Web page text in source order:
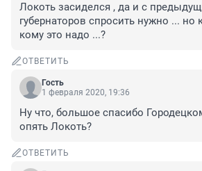
Локоть засиделся , да и с
губернаторов спросить нужно ... но
кому это надо ...?
ОТВЕТИТЬ
Гость
1 февраля 2020, 19:36
Ну что, большое спасибо
опять Локоть?
ОТВЕТИТЬ